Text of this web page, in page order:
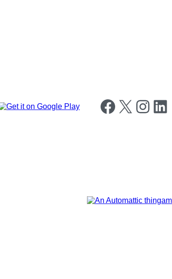
Follow us on Facebook
Follow us on X Follow us